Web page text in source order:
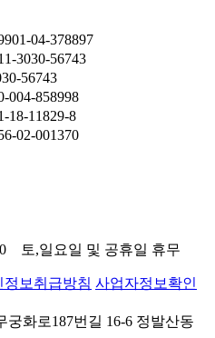
04-378897
3030-56743
56743
004-858998
18-11829-8
02-001370
토,일요일 및 공휴일 휴무
정보취급방침 사업자정보확인
궁화로187번길 16-6 정발산동